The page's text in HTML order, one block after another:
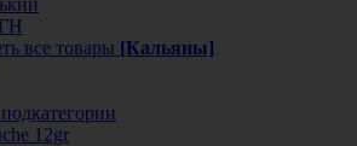
все товары [Кальяны]
12gr